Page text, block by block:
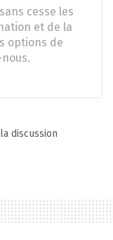
cesse les
et de la
options de
discussion